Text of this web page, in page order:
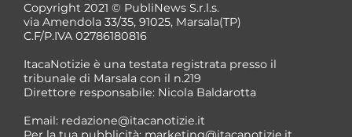
Copyright 2021 © PubliNews S.r.l.s.
via Amendola 33/35, 91025, Marsala(TP)
C.F/P.IVA 02786180816
ItacaNotizie è una testata registrata presso il
tribunale di Marsala con il n.219
Direttore responsabile: Nicola Baldarotta
Email: redazione@itacanotizie.it